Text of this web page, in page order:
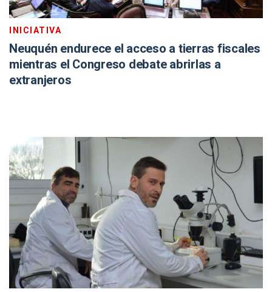
INICIATIVA
Neuquén endurece el acceso a tierras fiscales
mientras el Congreso debate abrirlas a
extranjeros